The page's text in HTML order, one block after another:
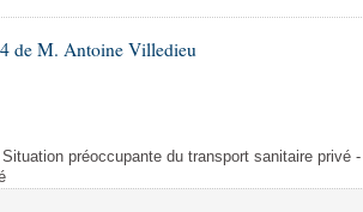
de M. Antoine Villedieu
préoccupante du transport sanitaire privé